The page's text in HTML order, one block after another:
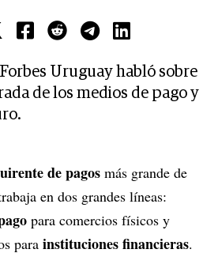
Uruguay habló sobre
de los medios de pago y
de pagos más grande de
en dos grandes líneas:
para comercios físicos y
para instituciones financieras.